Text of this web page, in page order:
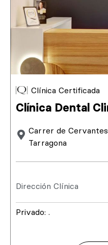
Clínica Certificada
Clínica Dental
Carrer de
Tarragona
Dirección Clínica
Privado: .